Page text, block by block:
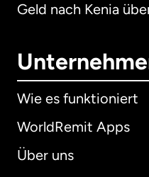
Geld nach Kenia
Wie es funktioniert
WorldRemit Apps
Über uns